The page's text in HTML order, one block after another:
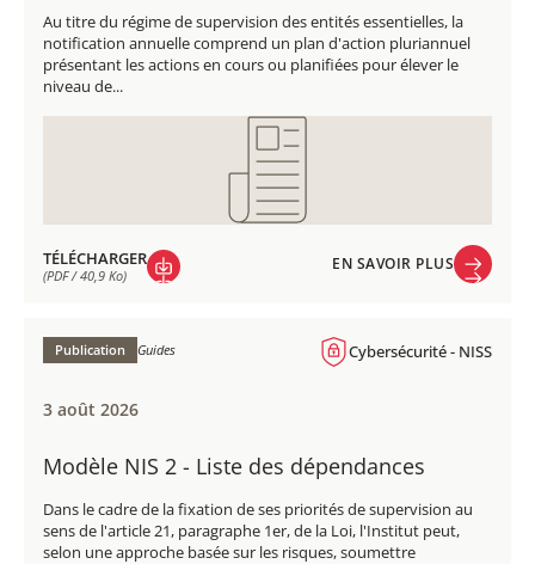
Au titre du régime de supervision des entités essentielles, la
notification annuelle comprend un plan d'action pluriannuel
présentant les actions en cours ou planifiées pour élever le
niveau de...
TÉLÉCHARGER
(PDF / 40,9 Ko)
(PDF / 40,9 Ko)
EN SAVOIR PLUS
Publication Guides Cybersécurité - NISS
3 août 2026
Modèle NIS 2 - Liste des dépendances
Dans le cadre de la fixation de ses priorités de supervision au
sens de l'article 21, paragraphe 1er, de la Loi, l'Institut peut,
selon une approche basée sur les risques, soumettre